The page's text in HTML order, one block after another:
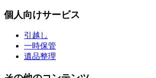
個人向けサービス
引越し
一時保管
遺品整理